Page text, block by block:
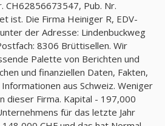
CH62856673547, Pub. Nr.
ist. Die Firma Heiniger R, EDV-
der Adresse: Lindenbuckweg
8306 Brüttisellen. Wir
Palette von Berichten und
und finanziellen Daten, Fakten,
aus Schweiz. Weniger
dieser Firma. Kapital - 197,000
für das letzte Jahr